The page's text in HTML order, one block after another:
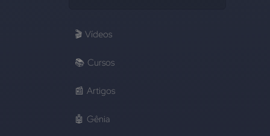
🎬 Vídeos
📚 Cursos
📰 Artigos
🤖 Gênia